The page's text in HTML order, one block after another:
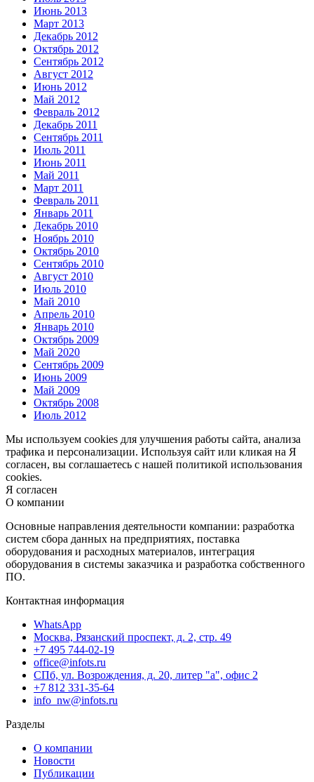
Июнь 2013
Март 2013
Декабрь 2012
Октябрь 2012
Сентябрь 2012
Август 2012
Июнь 2012
Май 2012
Февраль 2012
Декабрь 2011
Сентябрь 2011
Июль 2011
Июнь 2011
Май 2011
Март 2011
Февраль 2011
Январь 2011
Декабрь 2010
Ноябрь 2010
Октябрь 2010
Сентябрь 2010
Август 2010
Июль 2010
Май 2010
Апрель 2010
Январь 2010
Октябрь 2009
Май 2020
Сентябрь 2009
Июнь 2009
Май 2009
Октябрь 2008
Июль 2012
Мы используем cookies для улучшения работы сайта, анализа
трафика и персонализации. Используя сайт или кликая на Я
согласен, вы соглашаетесь с нашей политикой использования
cookies.
Я согласен
О компании
Основные направления деятельности компании: разработка
систем сбора данных на предприятиях, поставка
оборудования и расходных материалов, интеграция
оборудования в системы заказчика и разработка собственного
ПО.
Контактная информация
WhatsApp
Москва, Рязанский проспект, д. 2, стр. 49
+7 495 744-02-19
office@infots.ru
СПб, ул. Возрождения, д. 20, литер "a", офис 2
+7 812 331-35-64
info_nw@infots.ru
Разделы
О компании
Новости
Публикации